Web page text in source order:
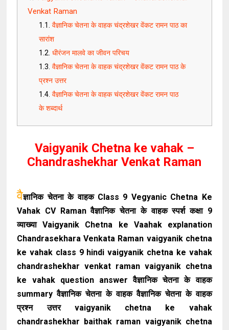
Venkat Raman
वैज्ञानिक चेतना के वाहक चंद्रशेखर वेंकट रामन पाठ का
सारांश
धीरंजन मालवे का जीवन परिचय
वैज्ञानिक चेतना के वाहक चंद्रशेखर वेंकट रामन पाठ के
प्रश्न उत्तर
वैज्ञानिक चेतना के वाहक चंद्रशेखर वेंकट रामन पाठ
के शब्दार्थ
Vaigyanik Chetna ke vahak –
Chandrashekhar Venkat Raman
वैज्ञानिक चेतना के वाहक Class 9 Vegyanic Chetna Ke
Vahak CV Raman वैज्ञानिक चेतना के वाहक स्पर्श कक्षा 9
व्याख्या Vaigyanik Chetna ke Vaahak explanation
Chandrasekhara Venkata Raman vaigyanik chetna
ke vahak class 9 hindi vaigyanik chetna ke vahak
chandrashekhar venkat raman vaigyanik chetna
ke vahak question answer वैज्ञानिक चेतना के वाहक
summary वैज्ञानिक चेतना के वाहक वैज्ञानिक चेतना के वाहक
प्रश्न उत्तर vaigyanik chetna ke vahak
chandrashekhar baithak raman vaigyanik chetna